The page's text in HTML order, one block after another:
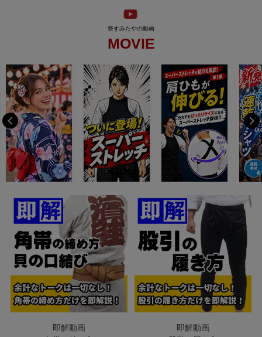
MOVIE
即解動画
即解動画